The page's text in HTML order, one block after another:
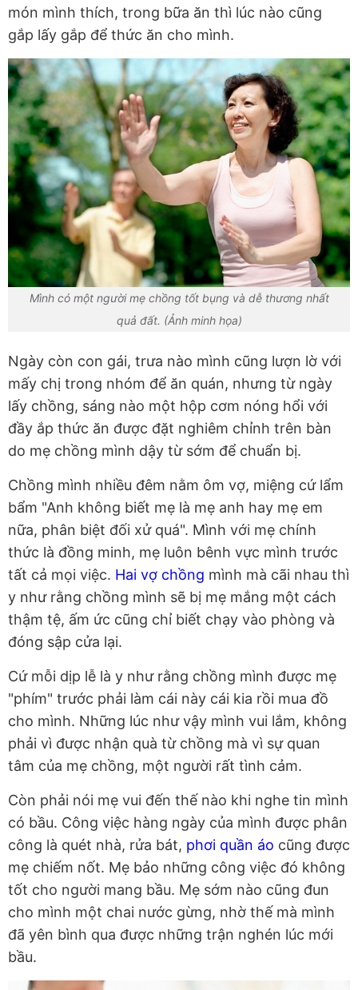
món mình thích, trong bữa ăn thì lúc nào cũng
gắp lấy gắp để thức ăn cho mình.
Mình có một người mẹ chồng tốt bụng và dễ thương nhất
quả đất. (Ảnh minh họa)
Ngày còn con gái, trưa nào mình cũng lượn lờ với
mấy chị trong nhóm để ăn quán, nhưng từ ngày
lấy chồng, sáng nào một hộp cơm nóng hổi với
đầy ắp thức ăn được đặt nghiêm chỉnh trên bàn
do mẹ chồng mình dậy từ sớm để chuẩn bị.
Chồng mình nhiều đêm nằm ôm vợ, miệng cứ lẩm
bẩm "Anh không biết mẹ là mẹ anh hay mẹ em
nữa, phân biệt đối xử quá". Mình với mẹ chính
thức là đồng minh, mẹ luôn bênh vực mình trước
tất cả mọi việc. Hai vợ chồng mình mà cãi nhau thì
y như rằng chồng mình sẽ bị mẹ mắng một cách
thậm tệ, ấm ức cũng chỉ biết chạy vào phòng và
đóng sập cửa lại.
Cứ mỗi dịp lễ là y như rằng chồng mình được mẹ
"phím" trước phải làm cái này cái kia rồi mua đồ
cho mình. Những lúc như vậy mình vui lắm, không
phải vì được nhận quà từ chồng mà vì sự quan
tâm của mẹ chồng, một người rất tình cảm.
Còn phải nói mẹ vui đến thế nào khi nghe tin mình
có bầu. Công việc hàng ngày của mình được phân
công là quét nhà, rửa bát, phơi quần áo cũng được
mẹ chiếm nốt. Mẹ bảo những công việc đó không
tốt cho người mang bầu. Mẹ sớm nào cũng đun
cho mình một chai nước gừng, nhờ thế mà mình
đã yên bình qua được những trận nghén lúc mới
bầu.